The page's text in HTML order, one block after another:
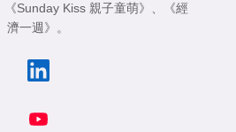
《Sunday Kiss 親子童萌》 、
《經
濟一週》 。